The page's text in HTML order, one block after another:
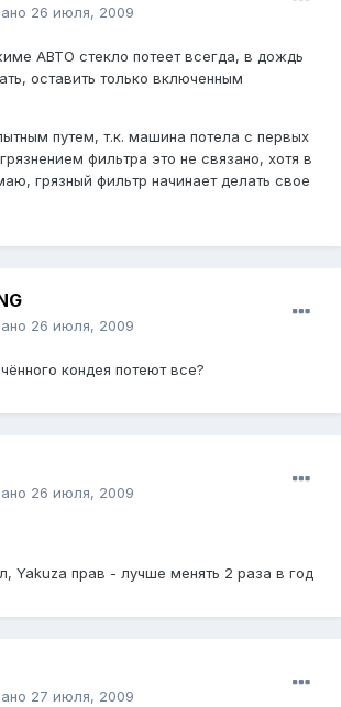
26 июля, 2009
АВТО стекло потеет всегда, в дождь
оставить только включенным
путем, т.к. машина потела с первых
фильтра это не связано, хотя в
грязный фильтр начинает делать свое
26 июля, 2009
кондея потеют все?
26 июля, 2009
Yakuza прав - лучше менять 2 раза в год
27 июля, 2009